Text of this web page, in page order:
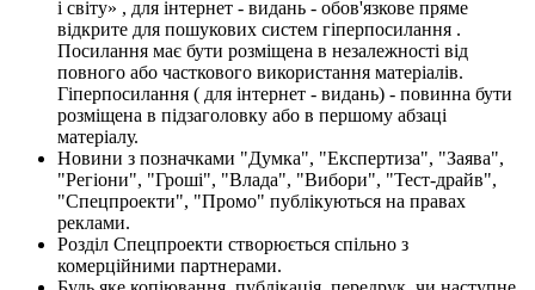
і світу» , для інтернет - видань - обов'язкове пряме
відкрите для пошукових систем гіперпосилання .
Посилання має бути розміщена в незалежності від
повного або часткового використання матеріалів.
Гіперпосилання ( для інтернет - видань) - повинна бути
розміщена в підзаголовку або в першому абзаці
матеріалу.
Новини з позначками "Думка", "Експертиза", "Заява",
"Регіони", "Гроші", "Влада", "Вибори", "Тест-драйв",
"Спецпроекти", "Промо" публікуються на правах
реклами.
Розділ Спецпроекти створюється спільно з
комерційними партнерами.